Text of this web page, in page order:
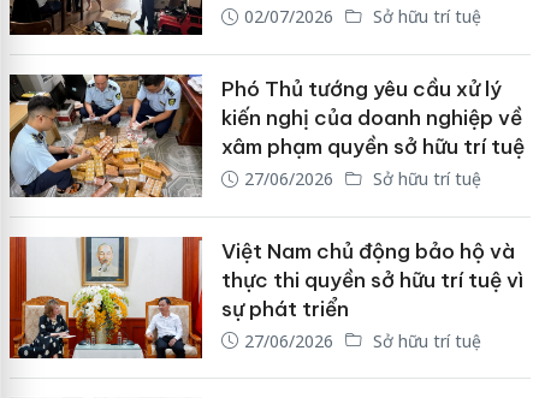
02/07/2026 Sở hữu trí tuệ
Phó Thủ tướng yêu cầu xử lý
kiến nghị của doanh nghiệp về
xâm phạm quyền sở hữu trí tuệ
27/06/2026 Sở hữu trí tuệ
Việt Nam chủ động bảo hộ và
thực thi quyền sở hữu trí tuệ vì
sự phát triển
27/06/2026 Sở hữu trí tuệ